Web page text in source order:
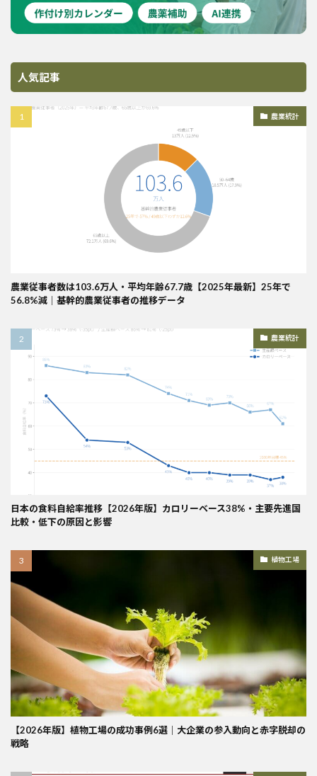
人気記事
農業統計
農業従事者数は103.6万人・平均年齢67.7歳【2025年最新】25年で
56.8%減｜基幹的農業従事者の推移データ
農業統計
日本の食料自給率推移【2026年版】カロリーベース38%・主要先進国
比較・低下の原因と影響
植物工場
【2026年版】植物工場の成功事例6選｜大企業の参入動向と赤字脱却の
戦略